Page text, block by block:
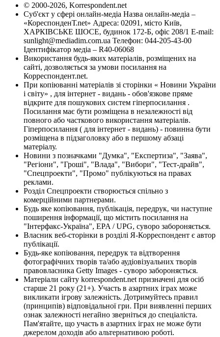
© 2000-2026, Korrespondent.net
Суб'єкт у сфері онлайн-медіа Назва онлайн-медіа –
«КореспонденТ.net» Адреса: 02091, місто Київ,
ХАРКІВСЬКЕ ШОСЕ, будинок 172-Б, офіс 208/1 E-mail:
sunlight@mediadim.com.ua Телефон: 044-205-43-00
Ідентифікатор медіа – R40-06068
Використання будь-яких матеріалів, розміщених на
сайті, дозволяється за умови посилання на
Корреспондент.net.
При копіюванні матеріалів зі сторінки « Новини України
і світу» , для інтернет - видань - обов'язкове пряме
відкрите для пошукових систем гіперпосилання .
Посилання має бути розміщена в незалежності від
повного або часткового використання матеріалів.
Гіперпосилання ( для інтернет - видань) - повинна бути
розміщена в підзаголовку або в першому абзаці
матеріалу.
Новини з позначками "Думка", "Експертиза", "Заява",
"Регіони", "Гроші", "Влада", "Вибори", "Тест-драйв",
"Спецпроекти", "Промо" публікуються на правах
реклами.
Розділ Спецпроекти створюється спільно з
комерційними партнерами.
Будь яке копіювання, публікація, передрук, чи наступне
поширення інформації, що містить посилання на
"Інтерфакс-Україна", EPA / UPG, суворо забороняється.
Власник веб-сторінки в розділі Я-Корреспондент є автор
публікації.
Будь-яке копіювання, передрук та відтворення
фотографічних творів та/або аудіовізуальних творів
правовласника Getty Images - суворо забороняється.
Матеріали сайту korrespondent.net призначені для осіб
старше 21 року (21+). Участь в азартних іграх може
викликати ігрову залежність. Дотримуйтесь правил
(принципів) відповідальної гри. При виявленні перших
ознак залежності негайно зверніться до спеціаліста.
Пам'ятайте, що участь в азартних іграх не може бути
джерелом доходів або альтернативою роботі.